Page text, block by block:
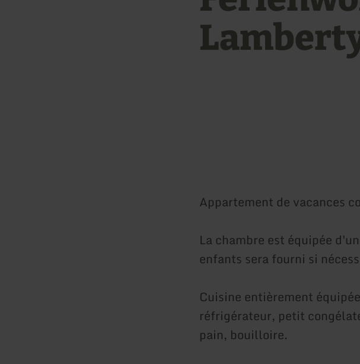
Appartement de vacances
La chambre est équipée
enfants sera fourni si
Cuisine entièrement
réfrigérateur, petit
pain, bouilloire.